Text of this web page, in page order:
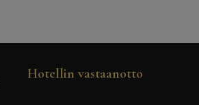
Hotellin vastaanotto